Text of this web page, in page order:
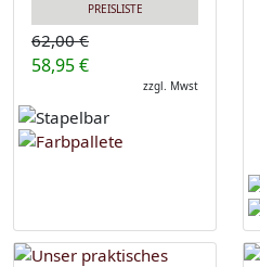
PREISLISTE
62,00 €
58,95 €
zzgl. Mwst